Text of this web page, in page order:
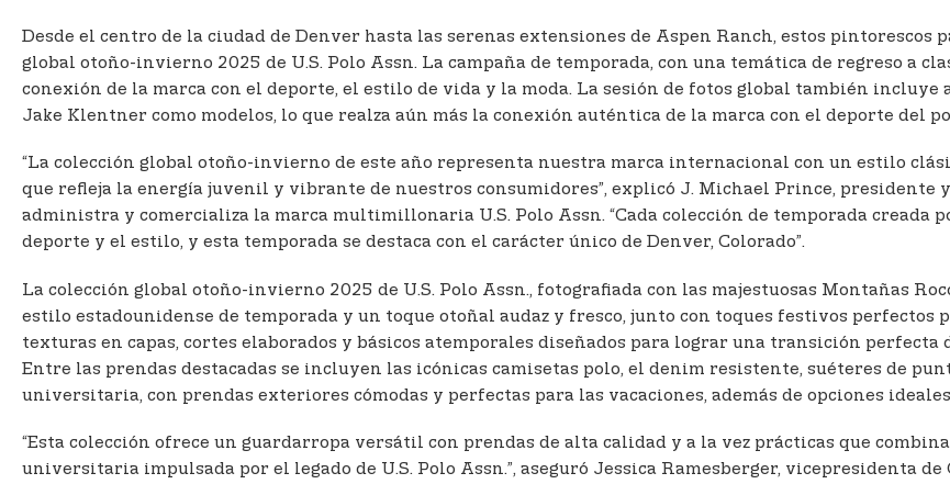
Desde el centro de la ciudad de Denver hasta las serenas extensiones de Aspen Ranch, estos
global otoño-invierno 2025 de U.S. Polo Assn. La campaña de temporada, con una temática de regreso a
conexión de la marca con el deporte, el estilo de vida y la moda. La sesión de fotos global también incluye
Jake Klentner como modelos, lo que realza aún más la conexión auténtica de la marca con el deporte del
“La colección global otoño-invierno de este año representa nuestra marca internacional con un estilo
que refleja la energía juvenil y vibrante de nuestros consumidores”, explicó J. Michael Prince, presidente
administra y comercializa la marca multimillonaria U.S. Polo Assn. “Cada colección de temporada creada
deporte y el estilo, y esta temporada se destaca con el carácter único de Denver, Colorado”.
La colección global otoño-invierno 2025 de U.S. Polo Assn., fotografiada con las majestuosas Montañas
estilo estadounidense de temporada y un toque otoñal audaz y fresco, junto con toques festivos perfectos
texturas en capas, cortes elaborados y básicos atemporales diseñados para lograr una transición perfecta
Entre las prendas destacadas se incluyen las icónicas camisetas polo, el denim resistente, suéteres de
universitaria, con prendas exteriores cómodas y perfectas para las vacaciones, además de opciones
“Esta colección ofrece un guardarropa versátil con prendas de alta calidad y a la vez prácticas que
universitaria impulsada por el legado de U.S. Polo Assn.”, aseguró Jessica Ramesberger, vicepresidenta de